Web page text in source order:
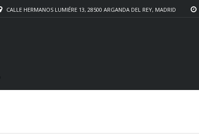
CALLE HERMANOS LUMIÉRE 13, 28500 ARGANDA DEL REY, MADRID